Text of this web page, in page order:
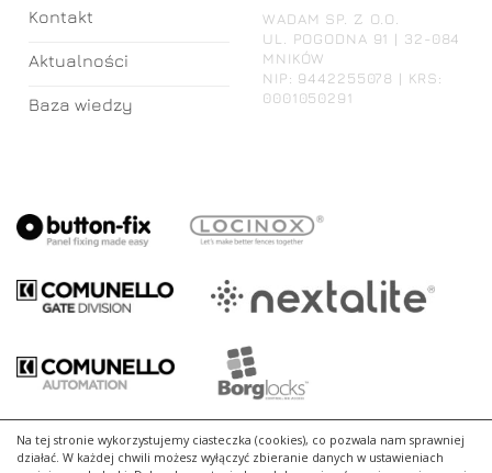
Na tej stronie wykorzystujemy ciasteczka (cookies), co pozwala nam sprawniej
działać. W każdej chwili możesz wyłączyć zbieranie danych w ustawieniach
Kontakt
Aktualności
Baza wiedzy
WADAM SP. Z O.O.
UL. POGODNA 91 | 32-084
MNIKÓW
NIP: 9442255078 | KRS:
0001050291